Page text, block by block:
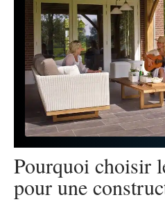
Pourquoi choisir
pour une